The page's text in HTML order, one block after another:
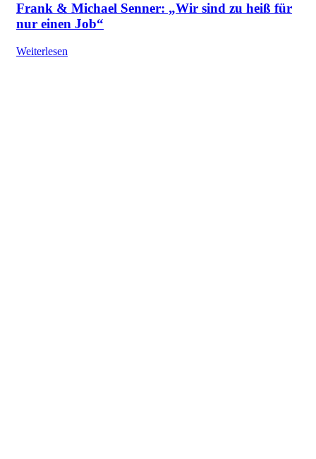
Frank & Michael Senner: „Wir sind zu heiß für
nur einen Job“
Weiterlesen